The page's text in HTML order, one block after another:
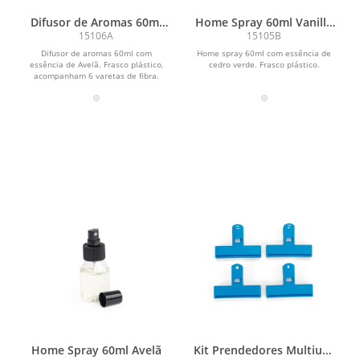
Difusor de Aromas 60ml
Avelã
15106A
Difusor de aromas 60ml com
essência de Avelã. Frasco plástico,
acompanham 6 varetas de fibra.
Home Spray 60ml Vanilla
Cítrica
15105B
Home spray 60ml com essência de
cedro verde. Frasco plástico.
Home Spray 60ml Avelã
Kit Prendedores Multiuso